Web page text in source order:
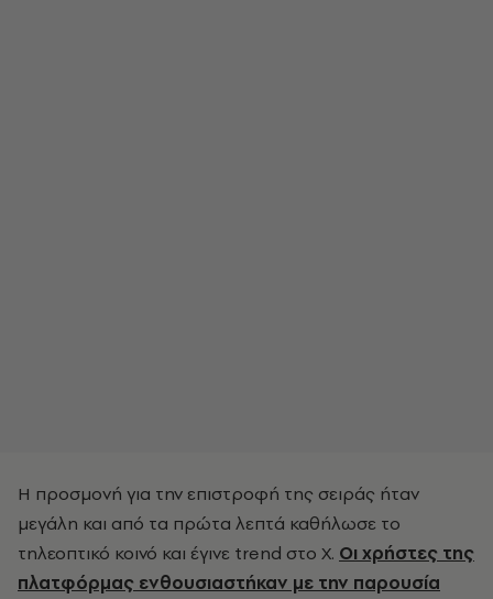
Η προσμονή για την επιστροφή της σειράς ήταν
μεγάλη και από τα πρώτα λεπτά καθήλωσε το
τηλεοπτικό κοινό και έγινε trend στο Χ. Οι χρήστες της
πλατφόρμας ενθουσιαστήκαν με την παρουσία